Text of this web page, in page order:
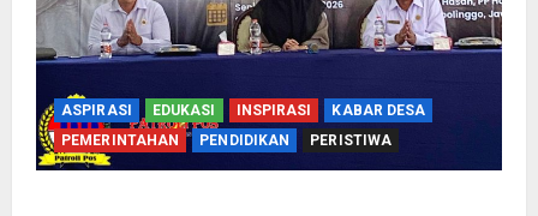
ASPIRASI EDUKASI INSPIRASI
KABAR DESA
PEMERINTAHAN
PENDIDIKAN PERISTIWA